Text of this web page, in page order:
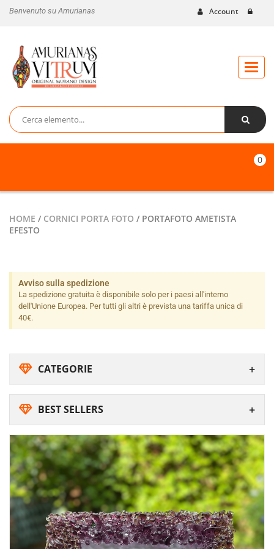
Benvenuto su Amurianas Account
Toggle
0
HOME / CORNICI PORTA FOTO / PORTAFOTO AMETISTA
EFESTO
Avviso sulla spedizione
La spedizione gratuita è disponibile solo per i paesi all'interno
dell'Unione Europea. Per tutti gli altri è prevista una tariffa unica di
40€.
CATEGORIE
BEST SELLERS